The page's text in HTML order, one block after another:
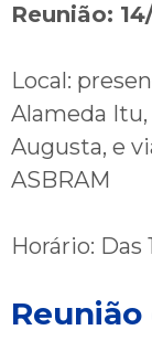
Reunião:
Local:
Alameda Itu,
Augusta, e
ASBRAM
Horário:
Reunião